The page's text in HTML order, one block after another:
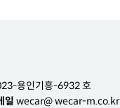
용인기흥-6932 호
일 wecar@ wecar-m.co.kr